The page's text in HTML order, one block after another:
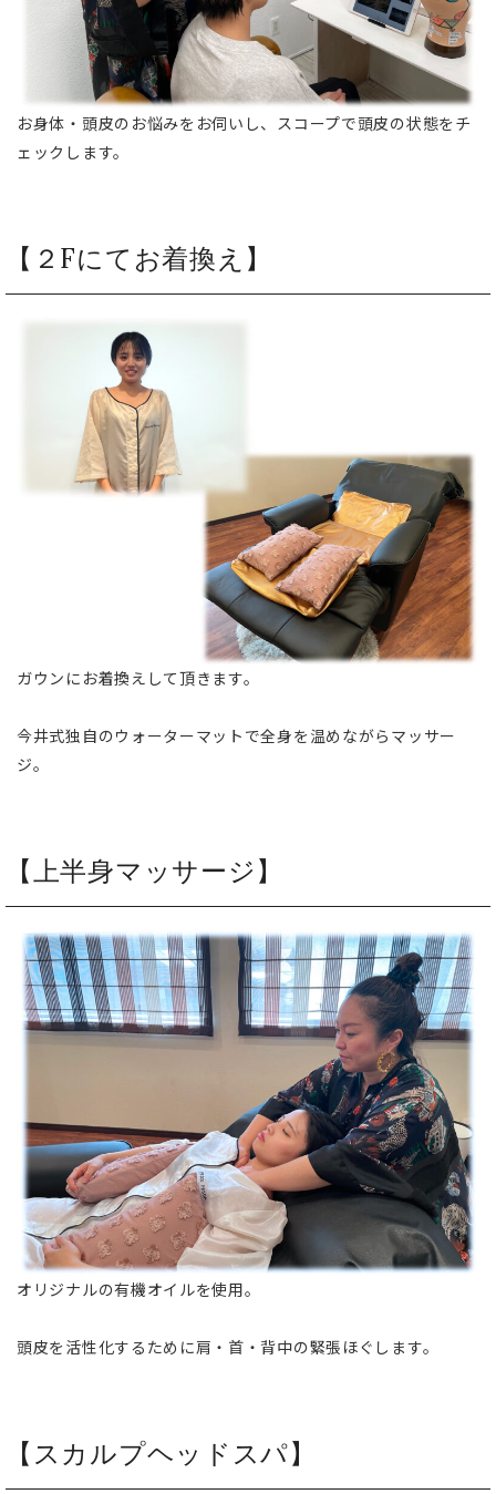
お身体・頭皮のお悩みをお伺いし、スコープで頭皮の状態をチ
ェックします。
【２Fにてお着換え】
ガウンにお着換えして頂きます。
今井式独自のウォーターマットで全身を温めながらマッサー
ジ。
【上半身マッサージ】
オリジナルの有機オイルを使用。
頭皮を活性化するために肩・首・背中の緊張ほぐします。
【スカルプヘッドスパ】